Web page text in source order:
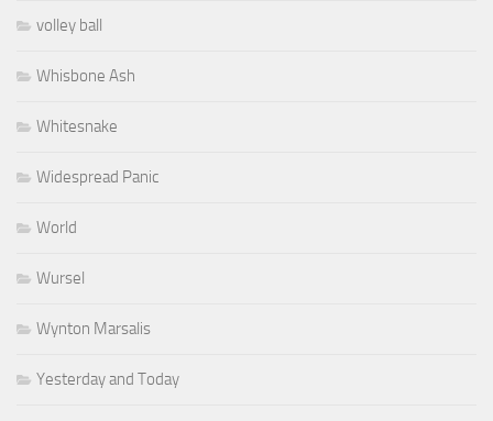
volley ball
Whisbone Ash
Whitesnake
Widespread Panic
World
Wursel
Wynton Marsalis
Yesterday and Today